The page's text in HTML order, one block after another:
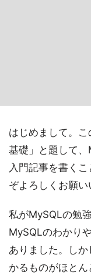
はじめまして。
基礎」と題して
入門記事を書く
ぞよろしくお願い
私がMySQLの勉
MySQLのわかり
ありました。し
かるものがほと